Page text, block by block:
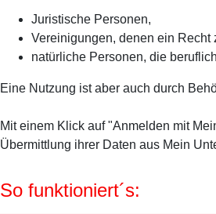
Juristische Personen,
Vereinigungen, denen ein Recht
natürliche Personen, die
Eine Nutzung ist aber auch durch
Mit einem Klick auf "Anmelden mit
Übermittlung ihrer Daten aus Mein
So funktioniert´s: